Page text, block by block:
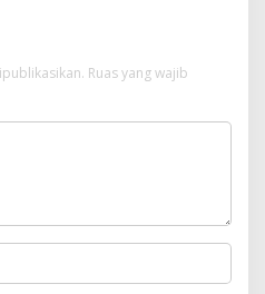
Ruas yang wajib